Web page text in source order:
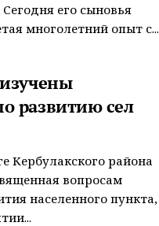
его сыновья
многолетний опыт с...
развитию сел
Кербулакского района
вопросам
населенного пункта,